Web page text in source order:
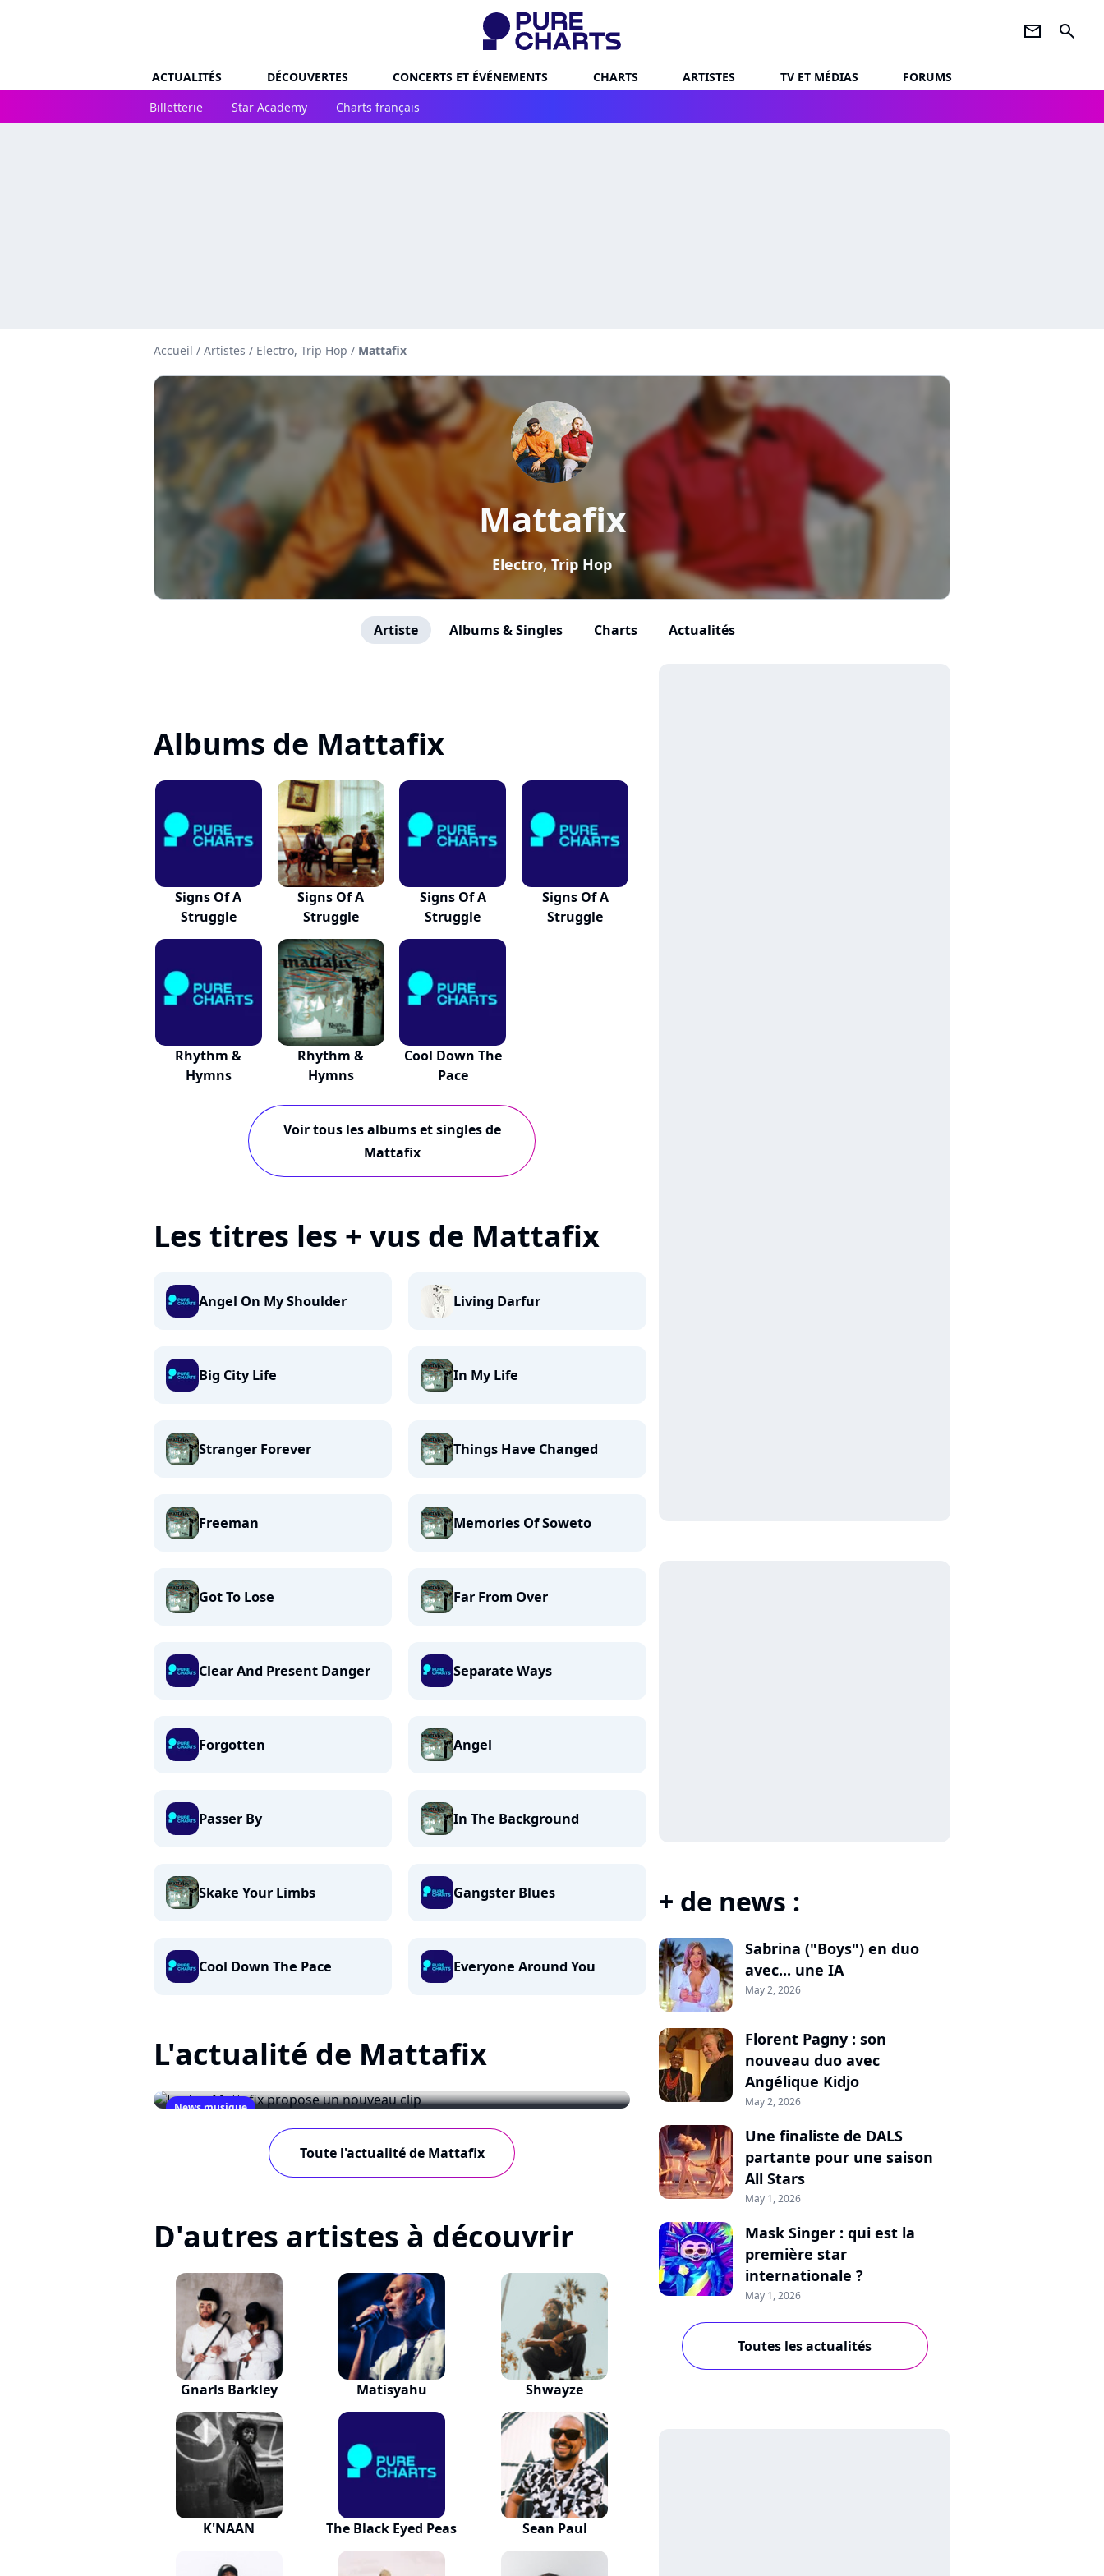
newsletter search
ACTUALITÉS DÉCOUVERTES CONCERTS ET ÉVÉNEMENTS CHARTS ARTISTES TV ET MÉDIAS
FORUMS
Billetterie
Star Academy Charts français
Accueil / Artistes / Electro, Trip Hop / Mattafix
Mattafix
Electro, Trip Hop
Artiste Albums & Singles Charts Actualités
Albums de Mattafix
Signs Of A
Struggle
Signs Of A
Struggle
Signs Of A
Struggle
Signs Of A
Struggle
Rhythm &
Hymns
Rhythm &
Hymns
Cool Down The
Pace
Voir tous les albums et singles de
Mattafix
Les titres les + vus de Mattafix
Angel On My Shoulder Living Darfur
Big City Life In My Life
Stranger Forever Things Have Changed
Freeman Memories Of Soweto
Got To Lose Far From Over
Clear And Present Danger Separate Ways
Forgotten Angel
Passer By In The Background
Skake Your Limbs Gangster Blues
Cool Down The Pace Everyone Around You
L'actualité de Mattafix
News musique
Le duo Mattafix propose un nouveau clip
Toute l'actualité de Mattafix
D'autres artistes à découvrir
Gnarls Barkley Matisyahu Shwayze
K'NAAN The Black Eyed Peas Sean Paul
+ de news :
Sabrina ("Boys") en duo
avec... une IA
May 2, 2026
Florent Pagny : son
nouveau duo avec
Angélique Kidjo
May 2, 2026
Une finaliste de DALS
partante pour une saison
All Stars
May 1, 2026
Mask Singer : qui est la
première star
internationale ?
May 1, 2026
Toutes les actualités